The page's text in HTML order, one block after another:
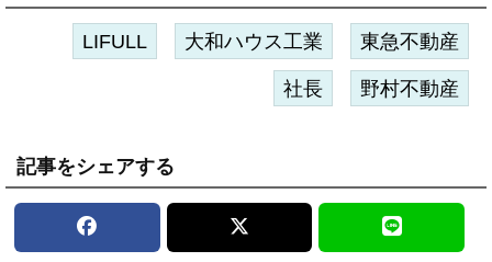
LIFULL 大和ハウス工業 東急不動産
社長 野村不動産
記事をシェアする